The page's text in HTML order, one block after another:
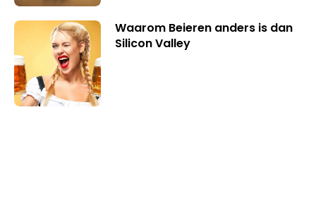
Waarom Beieren anders is dan
Silicon Valley